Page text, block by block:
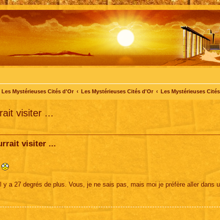
Les Mystérieuses Cités d'Or Les Mystérieuses Cités d'Or Les Mystérieuses
visiter ...
visiter ...
a 27 degrés de plus. Vous, je ne sais pas, mais moi je préfère aller dans